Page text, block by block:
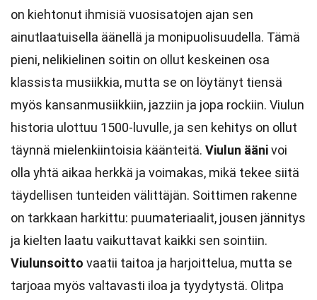
on kiehtonut ihmisiä vuosisatojen ajan sen
ainutlaatuisella äänellä ja monipuolisuudella. Tämä
pieni, nelikielinen soitin on ollut keskeinen osa
klassista musiikkia, mutta se on löytänyt tiensä
myös kansanmusiikkiin, jazziin ja jopa rockiin. Viulun
historia ulottuu 1500-luvulle, ja sen kehitys on ollut
täynnä mielenkiintoisia käänteitä. Viulun äänivoi
olla yhtä aikaa herkkä ja voimakas, mikä tekee siitä
täydellisen tunteiden välittäjän. Soittimen rakenne
on tarkkaan harkittu: puumateriaalit, jousen jännitys
ja kielten laatu vaikuttavat kaikki sen sointiin.
Viulunsoitto vaatii taitoa ja harjoittelua, mutta se
tarjoaa myös valtavasti iloa ja tyydytystä. Olitpa